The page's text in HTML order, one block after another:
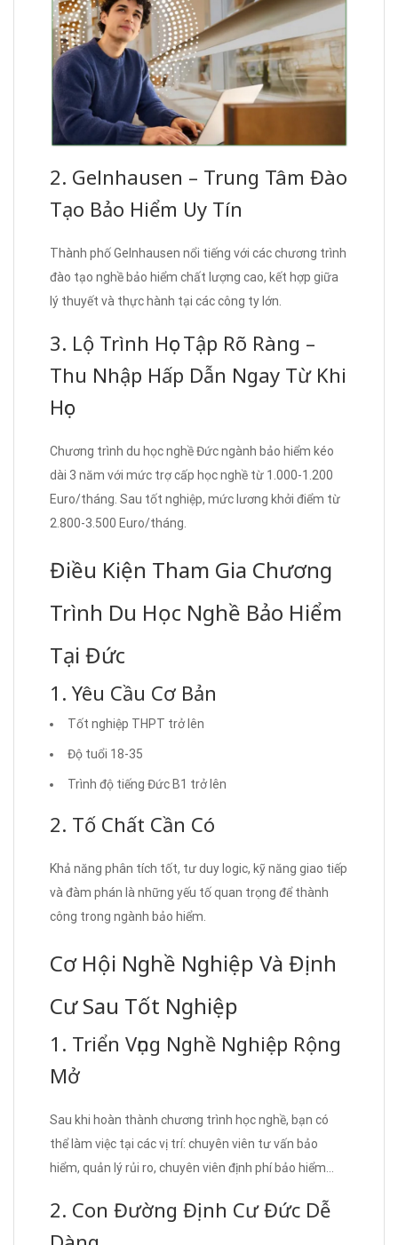
2. Gelnhausen – Trung Tâm Đào
Tạo Bảo Hiểm Uy Tín
Thành phố Gelnhausen nổi tiếng với các chương trình
đào tạo nghề bảo hiểm chất lượng cao, kết hợp giữa
lý thuyết và thực hành tại các công ty lớn.
3. Lộ Trình Học Tập Rõ Ràng –
Thu Nhập Hấp Dẫn Ngay Từ Khi
Học
Chương trình du học nghề Đức ngành bảo hiểm kéo
dài 3 năm với mức trợ cấp học nghề từ 1.000-1.200
Euro/tháng. Sau tốt nghiệp, mức lương khởi điểm từ
2.800-3.500 Euro/tháng.
Điều Kiện Tham Gia Chương
Trình Du Học Nghề Bảo Hiểm
Tại Đức
1. Yêu Cầu Cơ Bản
Tốt nghiệp THPT trở lên
Độ tuổi 18-35
Trình độ tiếng Đức B1 trở lên
2. Tố Chất Cần Có
Khả năng phân tích tốt, tư duy logic, kỹ năng giao tiếp
và đàm phán là những yếu tố quan trọng để thành
công trong ngành bảo hiểm.
Cơ Hội Nghề Nghiệp Và Định
Cư Sau Tốt Nghiệp
1. Triển Vọng Nghề Nghiệp Rộng
Mở
Sau khi hoàn thành chương trình học nghề, bạn có
thể làm việc tại các vị trí: chuyên viên tư vấn bảo
hiểm, quản lý rủi ro, chuyên viên định phí bảo hiểm…
2. Con Đường Định Cư Đức Dễ